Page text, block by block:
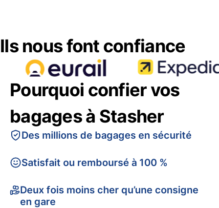
Ils nous font confiance
Pourquoi confier vos
bagages à Stasher
Des millions de bagages en sécurité
Satisfait ou remboursé à 100 %
Deux fois moins cher qu’une consigne
en gare